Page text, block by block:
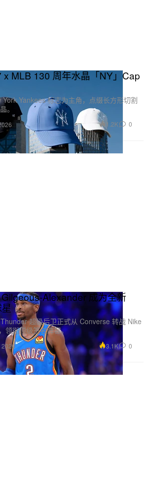
MLB 130 周年水晶「NY」Cap
Yankees 标志为主角，点缀长方形切割
。
1.2K 0
Alexander 成为全新
超级后卫正式从 Converse 转战 Nike
领衔顶级签名阵容。
2026 3.1K 0